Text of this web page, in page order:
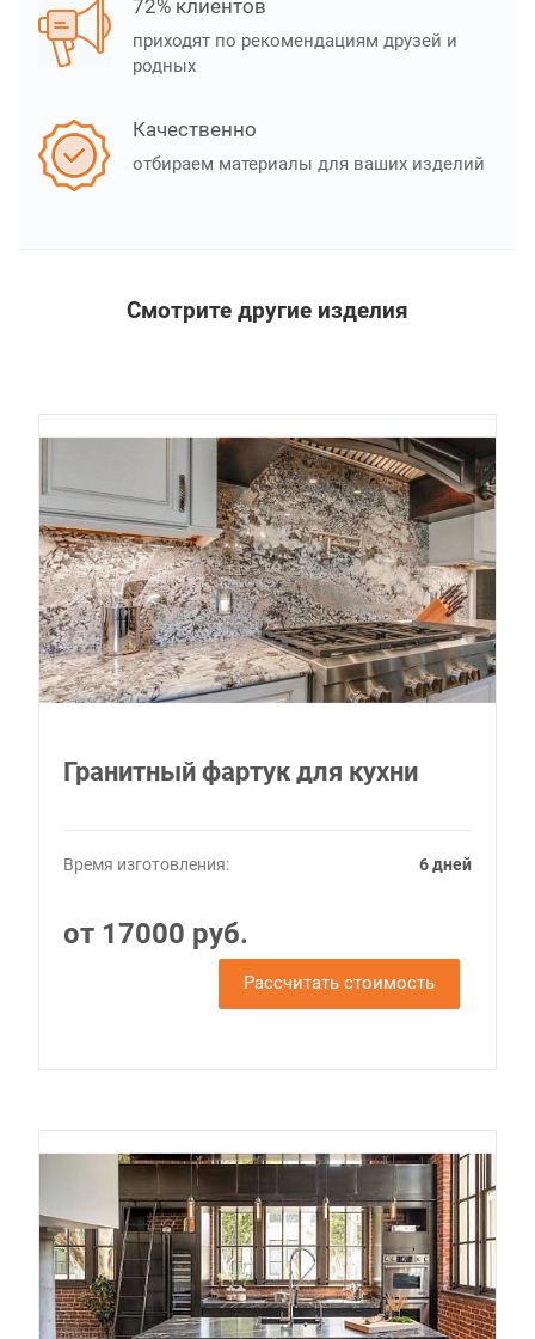
72% клиентов
приходят по рекомендациям друзей и
родных
Качественно
отбираем материалы для ваших изделий
Смотрите другие изделия
Гранитный фартук для кухни
Время изготовления: 6 дней
от 17000 руб.
Рассчитать стоимость